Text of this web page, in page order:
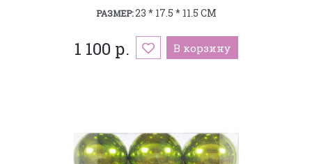
РАЗМЕР:23 * 17.5 * 11.5 СМ
1 100 р. В корзину